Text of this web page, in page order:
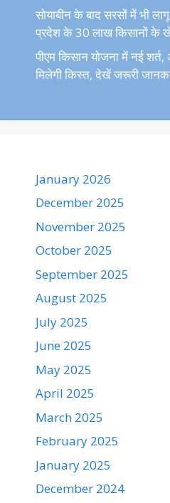
सोयाबीन के बाद सरसों में भी लागू
प्रदेश के 30 लाख किसानों के
पीएम किसान योजना में नई
मिलेगी किस्त, देखें जरूरी
January 2026
December 2025
November 2025
October 2025
September 2025
August 2025
July 2025
June 2025
May 2025
April 2025
March 2025
February 2025
January 2025
December 2024